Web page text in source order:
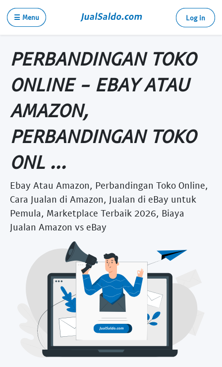
☰ Menu Log in
PERBANDINGAN TOKO
ONLINE - EBAY ATAU
AMAZON,
PERBANDINGAN TOKO
ONL ...
Ebay Atau Amazon, Perbandingan Toko Online,
Cara Jualan di Amazon, Jualan di eBay untuk
Pemula, Marketplace Terbaik 2026, Biaya
Jualan Amazon vs eBay